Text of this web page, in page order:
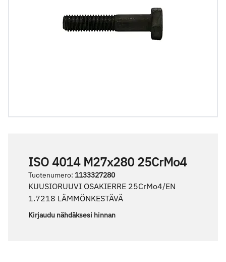
ISO 4014 M27x280 25CrMo4
Tuotenumero: 1133327280
KUUSIORUUVI OSAKIERRE 25CrMo4/EN
1.7218 LÄMMÖNKESTÄVÄ
Kirjaudu nähdäksesi hinnan